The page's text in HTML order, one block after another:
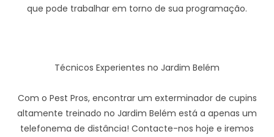
que pode trabalhar em torno de sua programação.
Técnicos Experientes no Jardim Belém
Com o Pest Pros, encontrar um exterminador de cupins
altamente treinado no Jardim Belém está a apenas um
telefonema de distância! Contacte-nos hoje e iremos